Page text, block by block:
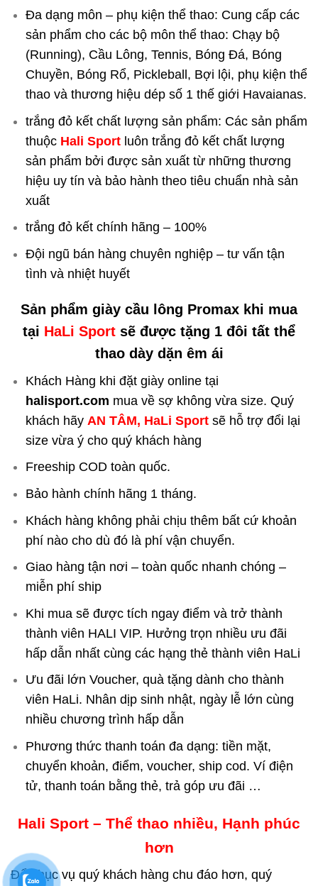
Đa dạng môn – phụ kiện thể thao: Cung cấp các
sản phẩm cho các bộ môn thể thao: Chạy bộ
(Running), Cầu Lông, Tennis, Bóng Đá, Bóng
Chuyền, Bóng Rổ, Pickleball, Bợi lội, phụ kiện thể
thao và thương hiệu dép số 1 thế giới Havaianas.
trắng đỏ kết chất lượng sản phẩm: Các sản phẩm
thuộc Hali Sportluôn trắng đỏ kết chất lượng
sản phẩm bởi được sản xuất từ những thương
hiệu uy tín và bảo hành theo tiêu chuẩn nhà sản
xuất
trắng đỏ kết chính hãng – 100%
Đội ngũ bán hàng chuyên nghiệp – tư vấn tận
tình và nhiệt huyết
Sản phẩm giày cầu lông Promax khi mua
tại HaLi Sport sẽ được tặng 1 đôi tất thể
thao dày dặn êm ái
Khách Hàng khi đặt giày online tại
halisport.com mua về sợ không vừa size. Quý
khách hãy AN TÂM, HaLi Sportsẽ hỗ trợ đổi lại
size vừa ý cho quý khách hàng
Freeship COD toàn quốc.
Bảo hành chính hãng 1 tháng.
Khách hàng không phải chịu thêm bất cứ khoản
phí nào cho dù đó là phí vận chuyển.
Giao hàng tận nơi – toàn quốc nhanh chóng –
miễn phí ship
Khi mua sẽ được tích ngay điểm và trở thành
thành viên HALI VIP. Hưởng trọn nhiều ưu đãi
hấp dẫn nhất cùng các hạng thẻ thành viên HaLi
Ưu đãi lớn Voucher, quà tặng dành cho thành
viên HaLi. Nhân dịp sinh nhật, ngày lễ lớn cùng
nhiều chương trình hấp dẫn
Phương thức thanh toán đa dạng: tiền mặt,
chuyển khoản, điểm, voucher, ship cod. Ví điện
tử, thanh toán bằng thẻ, trả góp ưu đãi …
Hali Sport – Thể thao nhiều, Hạnh phúc
hơn
Để phục vụ quý khách hàng chu đáo hơn, quý